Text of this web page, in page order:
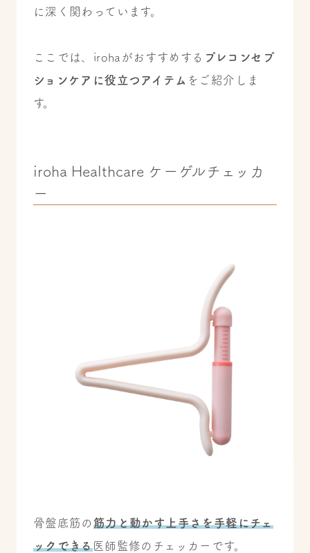
に深く関わっています。
ここでは、irohaがおすすめする プレコンセプ
ションケアに役立つアイテム をご紹介しま
す。
iroha Healthcare ケーゲルチェッカ
ー
骨盤底筋の筋力と動かす上手さを手軽にチェ
ックできる医師監修のチェッカーです。